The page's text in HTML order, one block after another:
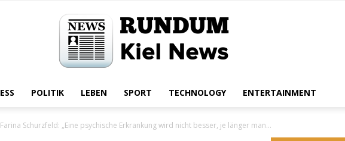
POLITIK LEBEN SPORT TECHNOLOGY ENTERTAINMENT
Schurzfeld: „Eine psychische Erkrankung wird nicht besser, je länger man...